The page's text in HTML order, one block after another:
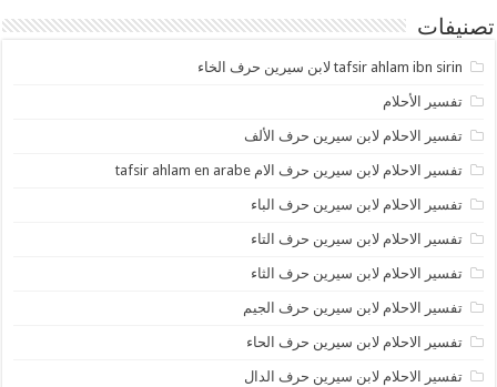
تصنيفات
tafsir ahlam ibn sirin لابن سيرين حرف الخاء
تفسير الأحلام
تفسير الاحلام لابن سيرين حرف الألف
تفسير الاحلام لابن سيرين حرف الام tafsir ahlam en arabe
تفسير الاحلام لابن سيرين حرف الباء
تفسير الاحلام لابن سيرين حرف التاء
تفسير الاحلام لابن سيرين حرف الثاء
تفسير الاحلام لابن سيرين حرف الجيم
تفسير الاحلام لابن سيرين حرف الحاء
تفسير الاحلام لابن سيرين حرف الدال